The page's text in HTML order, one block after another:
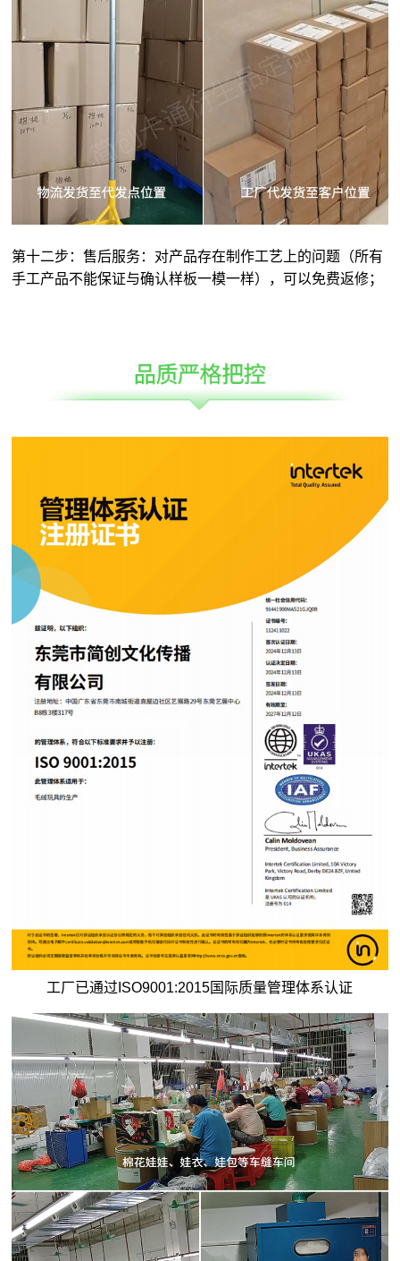
第十二步：售后服务：对产品存在制作工艺上的问题（所有
手工产品不能保证与确认样板一模一样），可以免费返修；
工厂已通过ISO9001:2015国际质量管理体系认证